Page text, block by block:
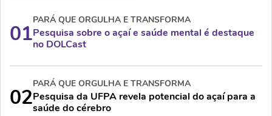
01
PARÁ QUE ORGULHA E TRANSFORMA
Pesquisa sobre o açaí e saúde mental é destaque
no DOLCast
02
PARÁ QUE ORGULHA E TRANSFORMA
Pesquisa da UFPA revela potencial do açaí para a
saúde do cérebro